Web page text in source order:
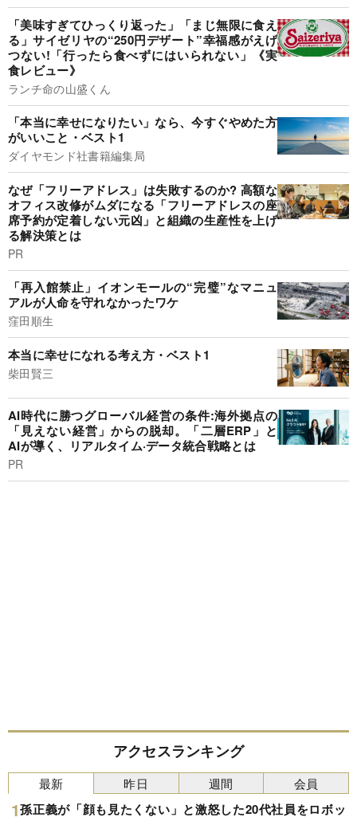
「美味すぎてひっくり返った」「まじ無限に食え
る」サイゼリヤの“250円デザート”幸福感がえげ
つない!「行ったら食べずにはいられない」《実
食レビュー》
ランチ命の山盛くん
「本当に幸せになりたい」なら、今すぐやめた方
がいいこと・ベスト1
ダイヤモンド社書籍編集局
なぜ「フリーアドレス」は失敗するのか? 高額な
オフィス改修がムダになる「フリーアドレスの座
席予約が定着しない元凶」と組織の生産性を上げ
る解決策とは
PR
「再入館禁止」イオンモールの“完璧”なマニュ
アルが人命を守れなかったワケ
窪田順生
本当に幸せになれる考え方・ベスト1
柴田賢三
AI時代に勝つグローバル経営の条件:海外拠点の
「見えない経営」からの脱却。「二層ERP」と
AIが導く、リアルタイム·データ統合戦略とは
PR
アクセスランキング
最新
孫正義が「顔も見たくない」と激怒した20代社員をロボッ
昨日 週間 会員